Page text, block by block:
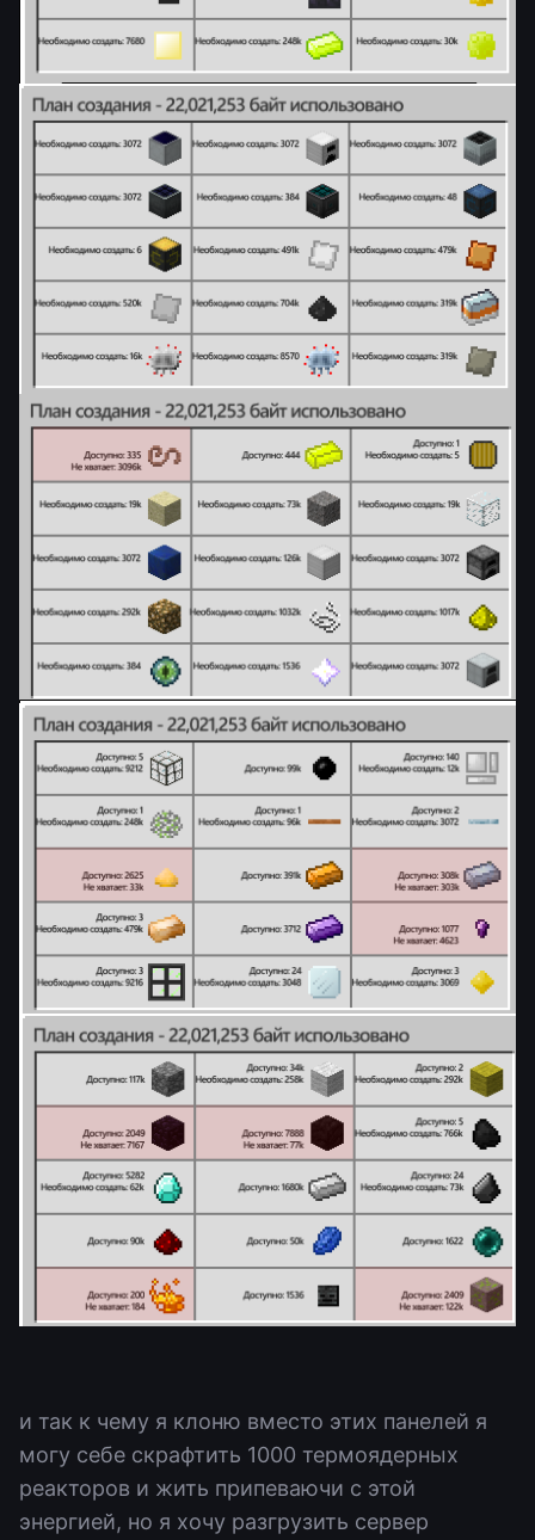
и так к чему я клоню вместо этих панелей я
могу себе скрафтить 1000 термоядерных
реакторов и жить припеваючи с этой
энергией, но я хочу разгрузить сервер